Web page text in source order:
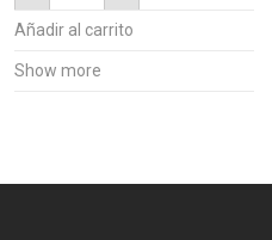
Agua
cantidad
Añadir al carrito
Show more